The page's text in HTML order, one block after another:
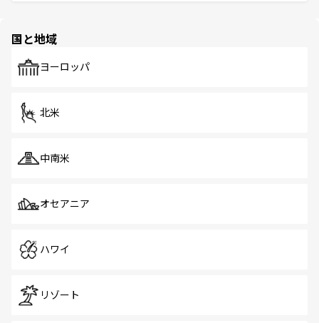
で、ホーカーズは地元の風情を楽しめる外せないスポット
国と地域
ヨーロッパ
北米
中南米
オセアニア
ハワイ
リゾート